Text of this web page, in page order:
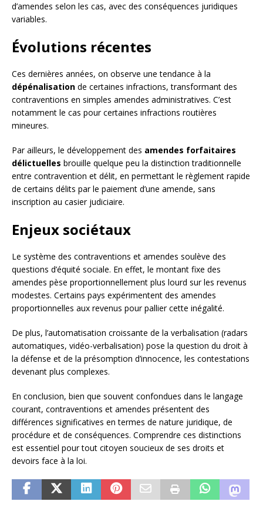
d’amendes selon les cas, avec des conséquences juridiques
variables.
Évolutions récentes
Ces dernières années, on observe une tendance à la
dépénalisation de certaines infractions, transformant des
contraventions en simples amendes administratives. C’est
notamment le cas pour certaines infractions routières
mineures.
Par ailleurs, le développement des amendes forfaitaires
délictuelles brouille quelque peu la distinction traditionnelle
entre contravention et délit, en permettant le règlement rapide
de certains délits par le paiement d’une amende, sans
inscription au casier judiciaire.
Enjeux sociétaux
Le système des contraventions et amendes soulève des
questions d’équité sociale. En effet, le montant fixe des
amendes pèse proportionnellement plus lourd sur les revenus
modestes. Certains pays expérimentent des amendes
proportionnelles aux revenus pour pallier cette inégalité.
De plus, l’automatisation croissante de la verbalisation (radars
automatiques, vidéo-verbalisation) pose la question du droit à
la défense et de la présomption d’innocence, les contestations
devenant plus complexes.
En conclusion, bien que souvent confondues dans le langage
courant, contraventions et amendes présentent des
différences significatives en termes de nature juridique, de
procédure et de conséquences. Comprendre ces distinctions
est essentiel pour tout citoyen soucieux de ses droits et
devoirs face à la loi.